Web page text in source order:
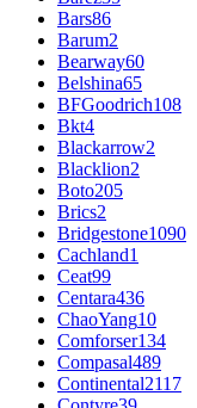
Bars86
Barum2
Bearway60
Belshina65
BFGoodrich108
Bkt4
Blackarrow2
Blacklion2
Boto205
Brics2
Bridgestone1090
Cachland1
Ceat99
Centara436
ChaoYang10
Comforser134
Compasal489
Continental2117